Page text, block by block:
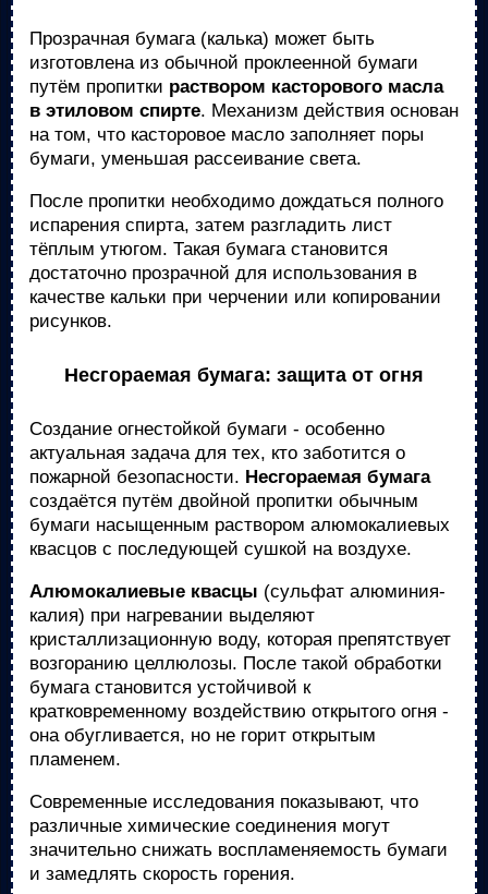
Прозрачная бумага (калька) может быть
изготовлена из обычной проклеенной бумаги
путём пропитки раствором касторового масла
в этиловом спирте. Механизм действия основан
на том, что касторовое масло заполняет поры
бумаги, уменьшая рассеивание света.
После пропитки необходимо дождаться полного
испарения спирта, затем разгладить лист
тёплым утюгом. Такая бумага становится
достаточно прозрачной для использования в
качестве кальки при черчении или копировании
рисунков.
Несгораемая бумага: защита от огня
Создание огнестойкой бумаги - особенно
актуальная задача для тех, кто заботится о
пожарной безопасности. Несгораемая бумага
создаётся путём двойной пропитки обычным
бумаги насыщенным раствором алюмокалиевых
квасцов с последующей сушкой на воздухе.
Алюмокалиевые квасцы (сульфат алюминия-
калия) при нагревании выделяют
кристаллизационную воду, которая препятствует
возгоранию целлюлозы. После такой обработки
бумага становится устойчивой к
кратковременному воздействию открытого огня -
она обугливается, но не горит открытым
пламенем.
Современные исследования показывают, что
различные химические соединения могут
значительно снижать воспламеняемость бумаги
и замедлять скорость горения.